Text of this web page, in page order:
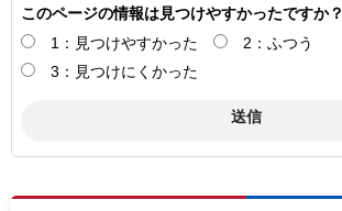
このページの情報は見つけやすかったですか？
1：見つけやすかった
2：ふつう
3：見つけにくかった